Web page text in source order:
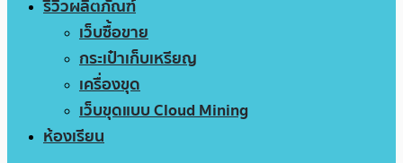
รีวิวผลิตภัณฑ์
เว็บซื้อขาย
กระเป๋าเก็บเหรียญ
เครื่องขุด
เว็บขุดแบบ Cloud Mining
ห้องเรียน